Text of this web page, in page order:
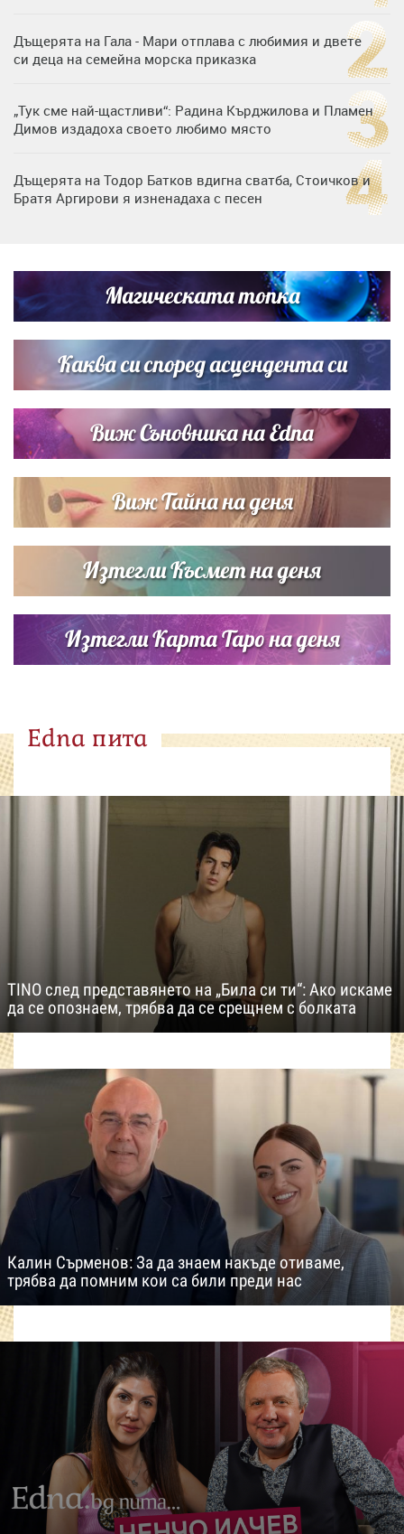
Дъщерята на Гала - Мари отплава с любимия и двете
си деца на семейна морска приказка
„Тук сме най-щастливи“: Радина Кърджилова и Пламен
Димов издадоха своето любимо място
Дъщерята на Тодор Батков вдигна сватба, Стоичков и
Братя Аргирови я изненадаха с песен
Списъкът е ясен: Джей Ло и Риана във ВИП гостите на
сватбата на Роналдо
Магическата топка
Каква си според асцендента си
Виж Съновника на Edna
Виж Тайна на деня
Изтегли Късмет на деня
Изтегли Карта Таро на деня
Edna пита
TINO след представянето на „Била си ти“: Ако искаме
да се опознаем, трябва да се срещнем с болката
Калин Сърменов: За да знаем накъде отиваме,
трябва да помним кои са били преди нас